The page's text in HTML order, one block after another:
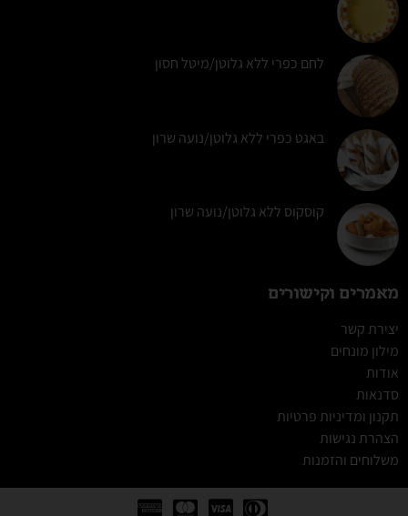
לחם כפרי ללא גלוטן/מיטל חסון
באגט כפרי ללא גלוטן/נועה שרון
קוסקוס ללא גלוטן/נועה שרון
מאמרים וקישורים
יצירת קשר
מילון מונחים
אודות
סדנאות
תקנון ומדיניות פרטיות
הצהרת נגישות
משלוחים והזמנות